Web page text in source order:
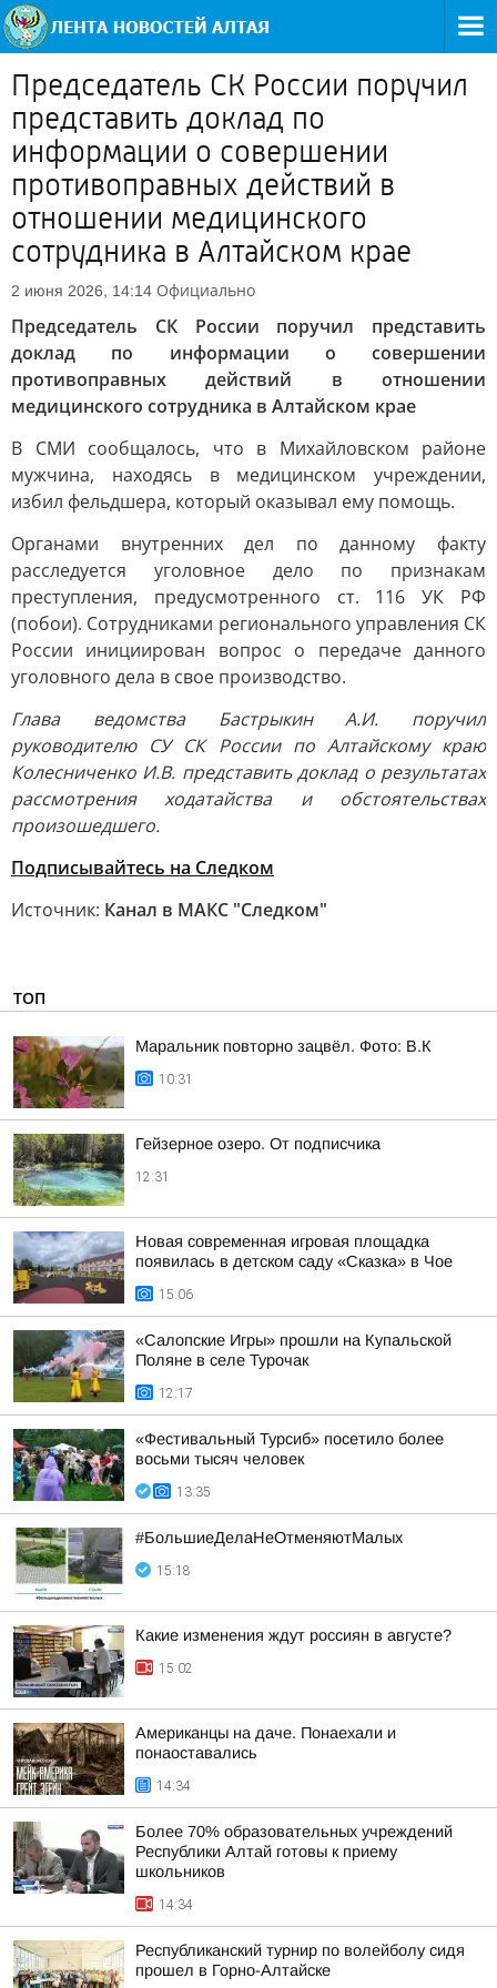
Председатель СК России поручил
представить доклад по
информации о совершении
противоправных действий в
отношении медицинского
сотрудника в Алтайском крае
2 июня 2026, 14:14 Официально
Председатель СК России поручил представить
доклад по информации о совершении
противоправных действий в отношении
медицинского сотрудника в Алтайском крае
В СМИ сообщалось, что в Михайловском районе
мужчина, находясь в медицинском учреждении,
избил фельдшера, который оказывал ему помощь.
Органами внутренних дел по данному факту
расследуется уголовное дело по признакам
преступления, предусмотренного ст. 116 УК РФ
(побои). Сотрудниками регионального управления СК
России инициирован вопрос о передаче данного
уголовного дела в свое производство.
Глава ведомства Бастрыкин А.И. поручил
руководителю СУ СК России по Алтайскому краю
Колесниченко И.В. представить доклад о результатах
рассмотрения ходатайства и обстоятельствах
произошедшего.
Подписывайтесь на Следком
Источник: Канал в МАКС "Следком"
ТОП
Маральник повторно зацвёл. Фото: В.К
10:31
Гейзерное озеро. От подписчика
12:31
Новая современная игровая площадка
появилась в детском саду «Сказка» в Чое
15:06
«Салопские Игры» прошли на Купальской
Поляне в селе Турочак
12:17
«Фестивальный Турсиб» посетило более
восьми тысяч человек
13:35
#БольшиеДелаНеОтменяютМалых
15:18
Какие изменения ждут россиян в августе?
15:02
Американцы на даче. Понаехали и
понаоставались
14:34
Более 70% образовательных учреждений
Республики Алтай готовы к приему
школьников
14:34
Республиканский турнир по волейболу сидя
прошел в Горно-Алтайске